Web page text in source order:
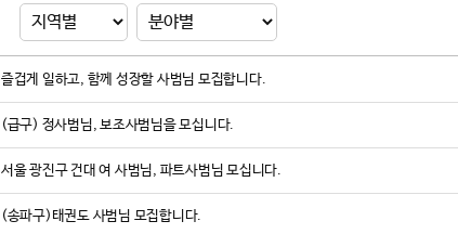
즐겁게 일하고, 함께 성장할 사범님 모집합니다.
(급구) 정사범님, 보조사범님을 모십니다.
서울 광진구 건대 여 사범님, 파트사범님 모십니다.
(송파구)태권도 사범님 모집합니다.